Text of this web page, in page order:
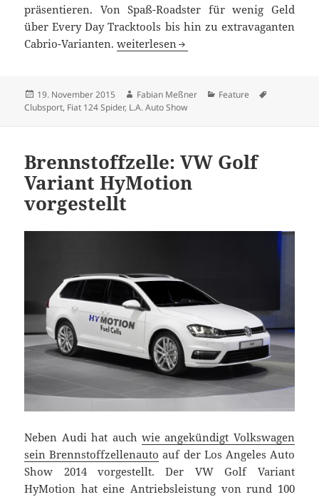
präsentieren. Von Spaß-Roadster für wenig Geld
über Every Day Tracktools bis hin zu extravaganten
Cabrio-Varianten.Meine sechs Highlights der L.A. Auto
weiterlesen
Veröffentlicht
am
19. November 2015 Autor
Fabian Meßner Kategorien
Feature
Clubsport, Fiat 124 Spider, L.A. Auto Show
Brennstoffzelle: VW Golf
Variant HyMotion
vorgestellt
Neben Audi hat auch wie angekündigt Volkswagen
sein Brennstoffzellenauto auf der Los Angeles Auto
Show 2014 vorgestellt. Der VW Golf Variant
HyMotion hat eine Antriebsleistung von rund 100